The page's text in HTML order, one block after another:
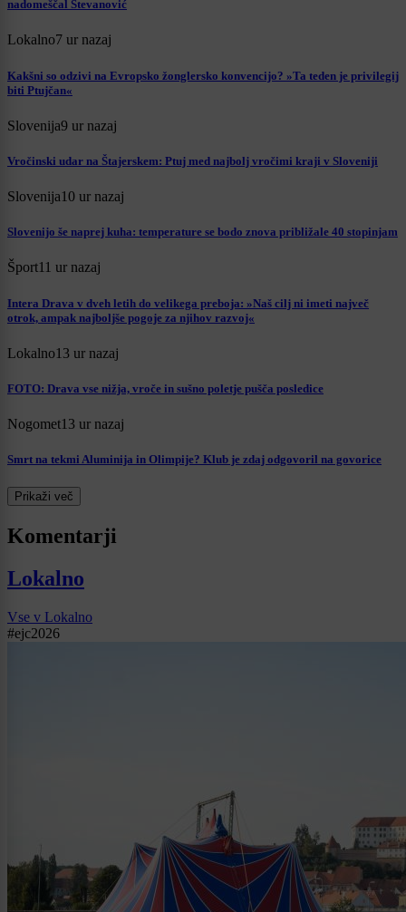
nadomeščal Stevanović
Lokalno7 ur nazaj
Kakšni so odzivi na Evropsko žonglersko konvencijo? »Ta teden je privilegij
biti Ptujčan«
Slovenija9 ur nazaj
Vročinski udar na Štajerskem: Ptuj med najbolj vročimi kraji v Sloveniji
Slovenija10 ur nazaj
Slovenijo še naprej kuha: temperature se bodo znova približale 40 stopinjam
Šport11 ur nazaj
Intera Drava v dveh letih do velikega preboja: »Naš cilj ni imeti največ
otrok, ampak najboljše pogoje za njihov razvoj«
Lokalno13 ur nazaj
FOTO: Drava vse nižja, vroče in sušno poletje pušča posledice
Nogomet13 ur nazaj
Smrt na tekmi Aluminija in Olimpije? Klub je zdaj odgovoril na govorice
Prikaži več
Komentarji
Lokalno
Vse v Lokalno
#ejc2026